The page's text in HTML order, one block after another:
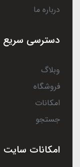
درباره ما
دسترسی سریع
وبلاگ
فروشگاه
امکانات
جستجو
امکانات سایت